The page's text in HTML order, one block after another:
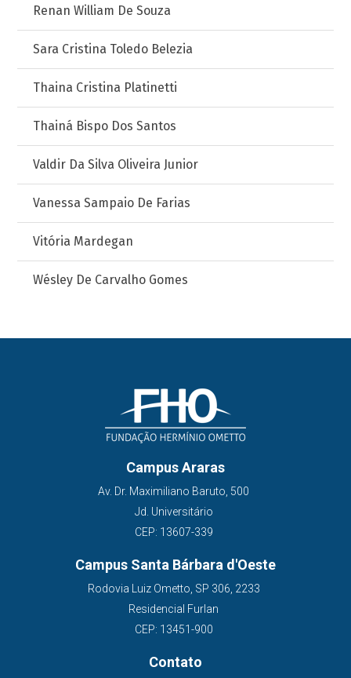
Renan William De Souza
Sara Cristina Toledo Belezia
Thaina Cristina Platinetti
Thainá Bispo Dos Santos
Valdir Da Silva Oliveira Junior
Vanessa Sampaio De Farias
Vitória Mardegan
Wésley De Carvalho Gomes
Campus Araras
Av. Dr. Maximiliano Baruto, 500
Jd. Universitário
CEP: 13607-339
Campus Santa Bárbara d'Oeste
Rodovia Luiz Ometto, SP 306, 2233
Residencial Furlan
CEP: 13451-900
Contato